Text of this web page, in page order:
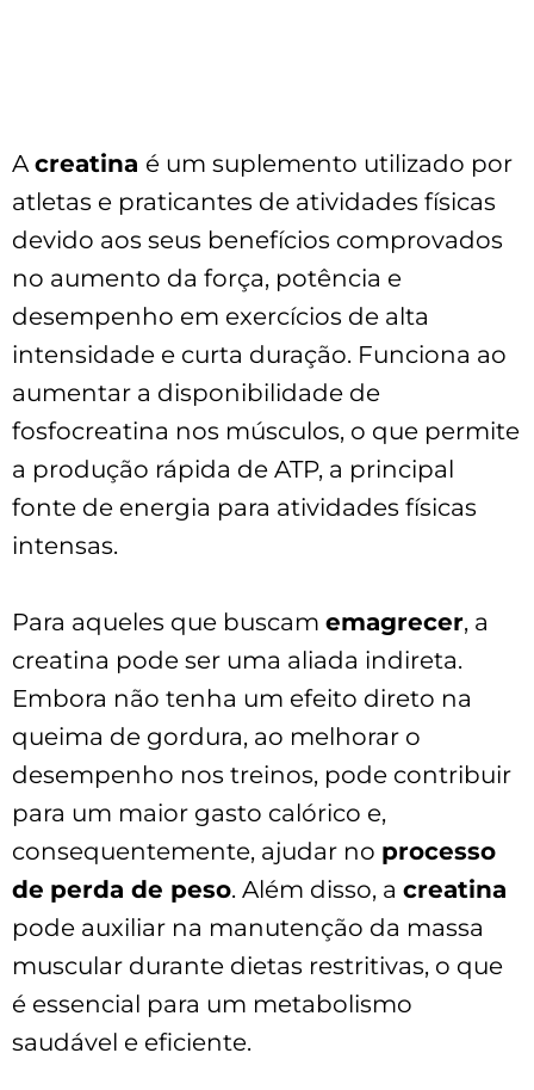
Acreatina é um suplemento utilizado por
atletas e praticantes de atividades físicas
devido aos seus benefícios comprovados
no aumento da força, potência e
desempenho em exercícios de alta
intensidade e curta duração. Funciona ao
aumentar a disponibilidade de
fosfocreatina nos músculos, o que permite
a produção rápida de ATP, a principal
fonte de energia para atividades físicas
intensas.
Para aqueles que buscam emagrecer, a
creatina pode ser uma aliada indireta.
Embora não tenha um efeito direto na
queima de gordura, ao melhorar o
desempenho nos treinos, pode contribuir
para um maior gasto calórico e,
consequentemente, ajudar no processo
de perda de peso. Além disso, a creatina
pode auxiliar na manutenção da massa
muscular durante dietas restritivas, o que
é essencial para um metabolismo
saudável e eficiente.